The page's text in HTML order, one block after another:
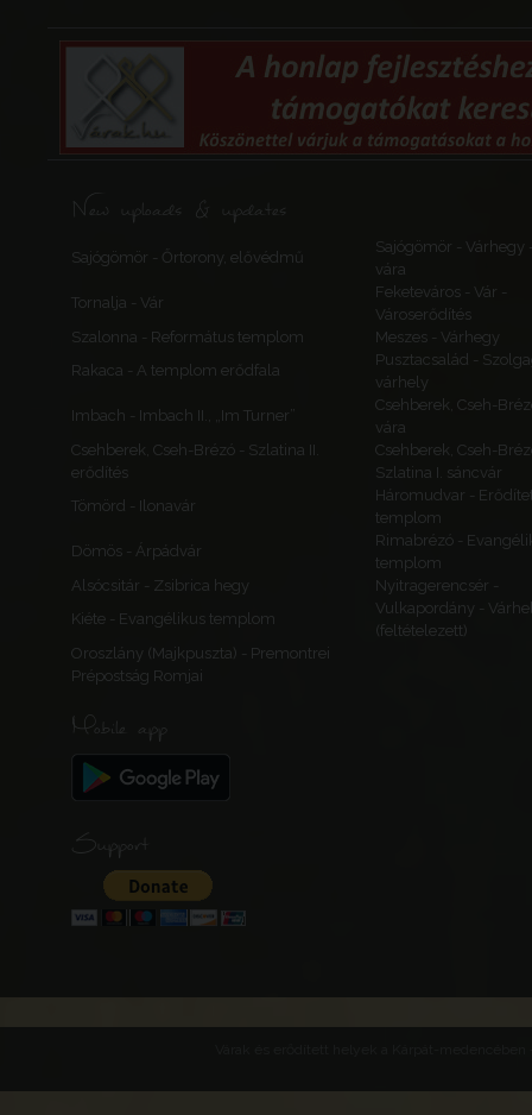
New uploads & updates
Sajógömör - Őrtorony, elővédmű
Sajógömör - Várhegy
vára
Tornalja - Vár
Feketeváros - Vár -
Városerődítés
Szalonna - Református templom
Meszes - Várhegy
Rakaca - A templom erődfala
Pusztacsalád -
várhely
Imbach - Imbach II., „Im Turner”
Csehberek, Cseh-
vára
Csehberek, Cseh-Brézó - Szlatina II.
erődítés
Csehberek, Cseh-
Szlatina I. sáncvár
Tömörd - Ilonavár
Háromudvar -
templom
Dömös - Árpádvár
Rimabrézó -
templom
Alsócsitár - Zsibrica hegy
Nyitragerencsér -
Kiéte - Evangélikus templom
Vulkapordány -
(feltételezett)
Oroszlány (Majkpuszta) - Premontrei
Prépostság Romjai
Mobile app
Support